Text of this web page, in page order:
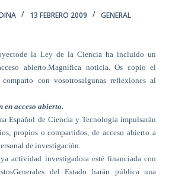
13 FEBRERO 2009 GENERAL
la Ley de la Ciencia ha incluido un
abierto.Magnífica noticia. Os copio el
con vosotrosalgunas reflexiones al
acceso abierto.
Español de Ciencia y Tecnología impulsarán
propios o compartidos, de acceso abierto a
de investigación.
actividad investigadora esté financiada con
del Estado harán pública una